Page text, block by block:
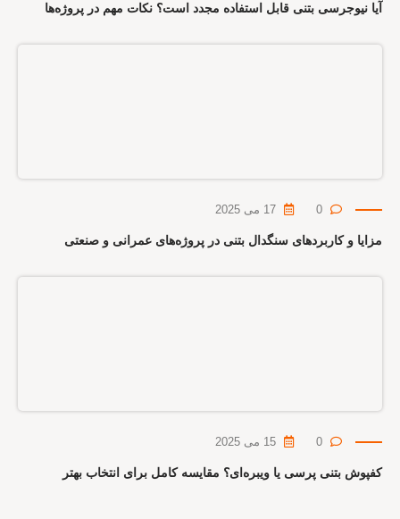
آیا نیوجرسی بتنی قابل استفاده مجدد است؟ نکات مهم در پروژه‌ها
مزایا و کاربردهای سنگدال بتنی در پروژه‌های عمرانی و صنعتی
کفپوش بتنی پرسی یا ویبره‌ای؟ مقایسه کامل برای انتخاب بهتر